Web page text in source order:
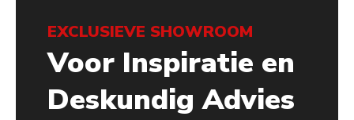
EXCLUSIEVE SHOWROOM
Voor Inspiratie en
Deskundig Advies